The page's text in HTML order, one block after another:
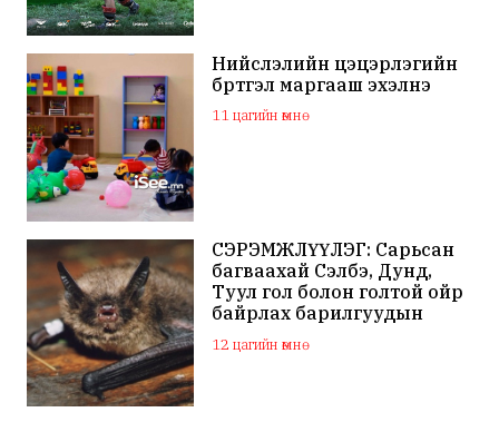
Нийслэлийн цэцэрлэгийн
бүртгэл маргааш эхэлнэ
11 цагийн өмнө
СЭРЭМЖЛҮҮЛЭГ: Сарьсан
багваахай Сэлбэ, Дунд,
Туул гол болон голтой ойр
байрлах барилгуудын
дээвэр зэрэг газарт ихээр
үүрлэж байна
12 цагийн өмнө